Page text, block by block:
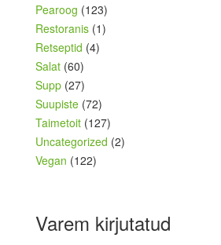
Pearoog (123)
Restoranis (1)
Retseptid (4)
Salat (60)
Supp (27)
Suupiste (72)
Taimetoit (127)
Uncategorized (2)
Vegan (122)
Varem kirjutatud